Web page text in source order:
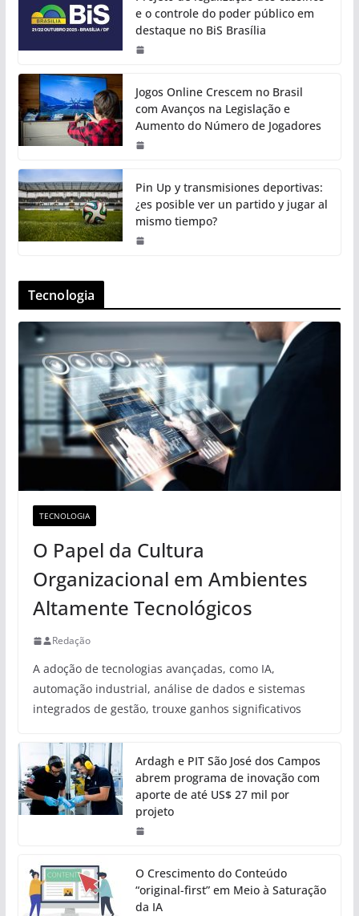
e o controle do poder público em
destaque no BiS Brasília
Jogos Online Crescem no Brasil
com Avanços na Legislação e
Aumento do Número de Jogadores
Pin Up y transmisiones deportivas:
¿es posible ver un partido y jugar al
mismo tiempo?
Tecnologia
TECNOLOGIA
O Papel da Cultura
Organizacional em Ambientes
Altamente Tecnológicos
Redação
A adoção de tecnologias avançadas, como IA,
automação industrial, análise de dados e sistemas
integrados de gestão, trouxe ganhos significativos
Ardagh e PIT São José dos Campos
abrem programa de inovação com
aporte de até US$ 27 mil por
projeto
O Crescimento do Conteúdo
“original-first” em Meio à Saturação
da IA